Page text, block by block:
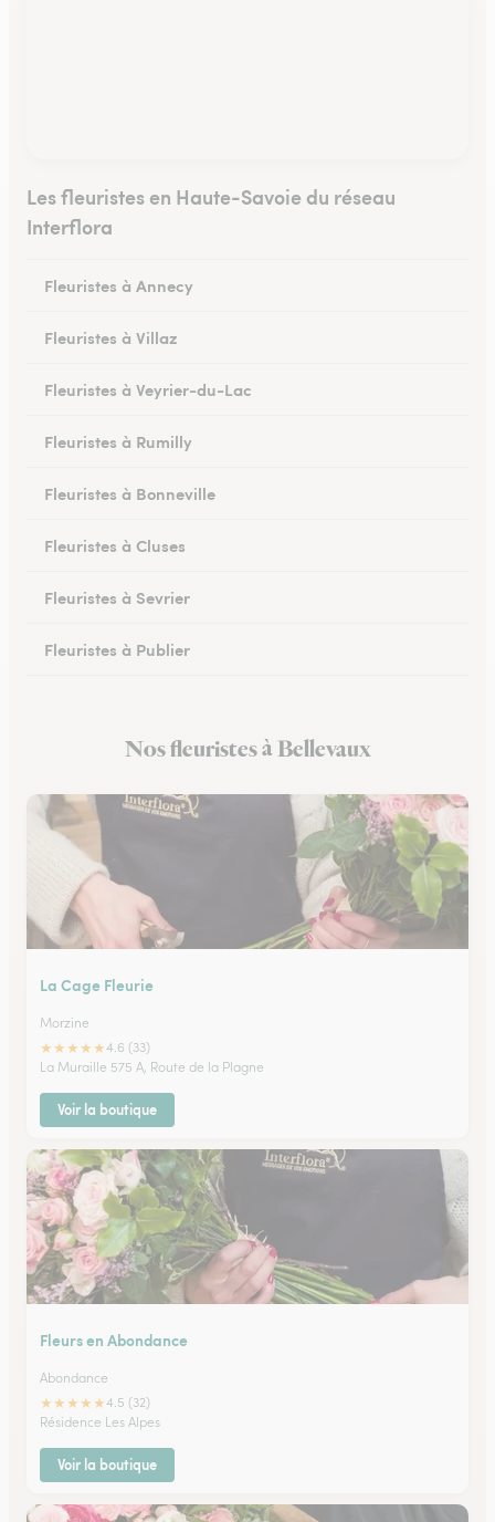
Les fleuristes en Haute-Savoie du réseau
Interflora
Fleuristes à Annecy
Fleuristes à Villaz
Fleuristes à Veyrier-du-Lac
Fleuristes à Rumilly
Fleuristes à Bonneville
Fleuristes à Cluses
Fleuristes à Sevrier
Fleuristes à Publier
Fleuristes à Abondance
Nos fleuristes à Bellevaux
La Cage Fleurie
Morzine
★★★★★4.6 (33)
La Muraille 575 A, Route de la Plagne
Voir la boutique
Fleurs en Abondance
Abondance
★★★★★4.5 (32)
Résidence Les Alpes
Voir la boutique